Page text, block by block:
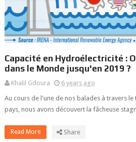
Capacité en Hydroélectricité :
dans le Monde jusqu'en 2019 ?
Khalil Gdoura
6 years ago
Au cours de l'une de nos balades à travers
pays, nous avons découvert la fâcheuse
Read More Share